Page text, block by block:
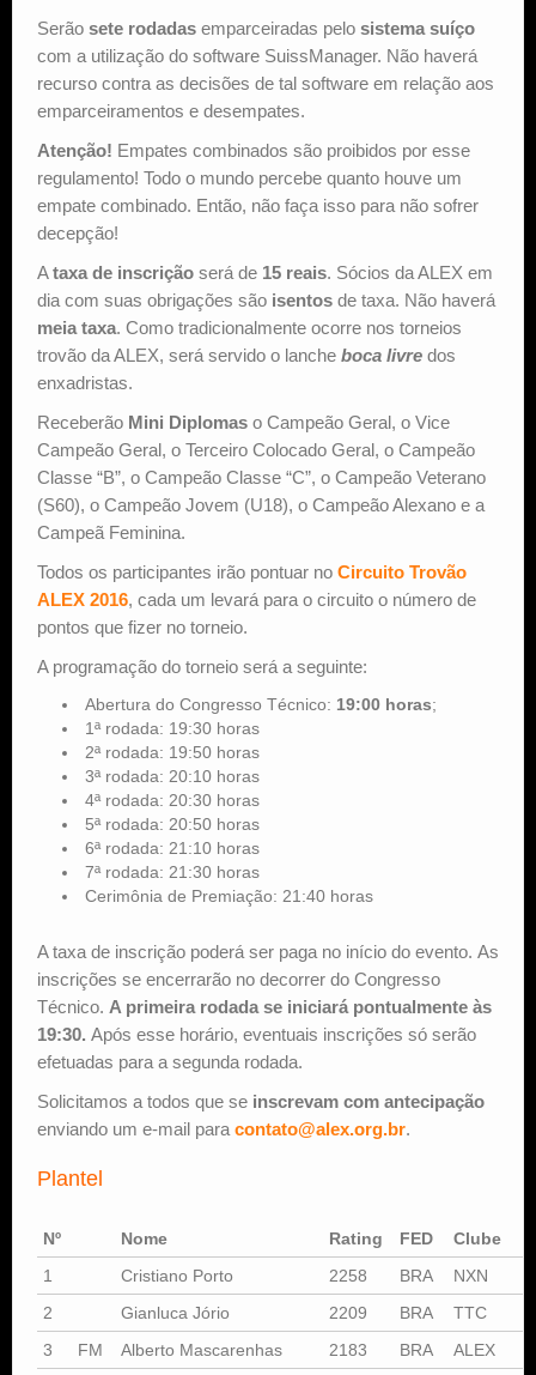
Serão sete rodadas emparceiradas pelo sistema suíço
com a utilização do software SuissManager. Não haverá
recurso contra as decisões de tal software em relação aos
emparceiramentos e desempates.
Atenção! Empates combinados são proibidos por esse
regulamento! Todo o mundo percebe quanto houve um
empate combinado. Então, não faça isso para não sofrer
decepção!
Ataxa de inscrição será de 15 reais. Sócios da ALEX em
dia com suas obrigações são isentos de taxa. Não haverá
meia taxa. Como tradicionalmente ocorre nos torneios
trovão da ALEX, será servido o lanche boca livre dos
enxadristas.
Receberão Mini Diplomas o Campeão Geral, o Vice
Campeão Geral, o Terceiro Colocado Geral, o Campeão
Classe “B”, o Campeão Classe “C”, o Campeão Veterano
(S60), o Campeão Jovem (U18), o Campeão Alexano e a
Campeã Feminina.
Todos os participantes irão pontuar no Circuito Trovão
ALEX 2016, cada um levará para o circuito o número de
pontos que fizer no torneio.
A programação do torneio será a seguinte:
Abertura do Congresso Técnico: 19:00 horas;
1ª rodada: 19:30 horas
2ª rodada: 19:50 horas
3ª rodada: 20:10 horas
4ª rodada: 20:30 horas
5ª rodada: 20:50 horas
6ª rodada: 21:10 horas
7ª rodada: 21:30 horas
Cerimônia de Premiação: 21:40 horas
A taxa de inscrição poderá ser paga no início do evento. As
inscrições se encerrarão no decorrer do Congresso
Técnico. A primeira rodada se iniciará pontualmente às
19:30. Após esse horário, eventuais inscrições só serão
efetuadas para a segunda rodada.
Solicitamos a todos que se inscrevam com antecipação
enviando um e-mail para contato@alex.org.br.
Plantel
Nº Nome Rating FED Clube
1
Cristiano Porto 2258 BRA
NXN
2
Gianluca Jório 2209 BRA TTC
3
FM Alberto Mascarenhas 2183 BRA
ALEX